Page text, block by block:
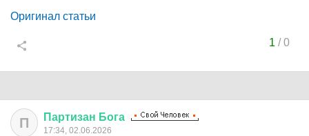
Оригинал статьи
1 /0
П Партизан Бога
17:34, 02.06.2026